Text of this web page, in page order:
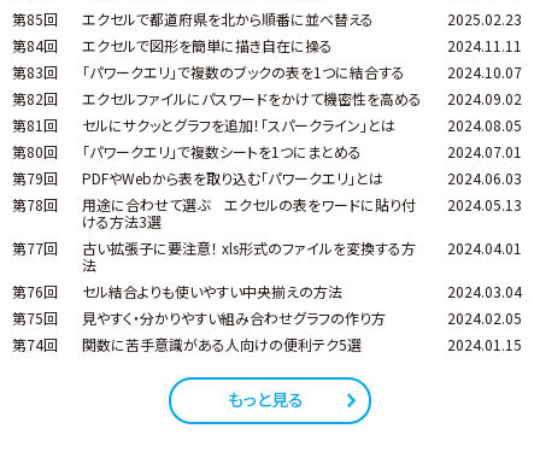
第85回
エクセルで都道府県を北から順番に並べ替える
2025.02.23
第84回
エクセルで図形を簡単に描き自在に操る
2024.11.11
第83回
「パワークエリ」で複数のブックの表を1つに結合する
2024.10.07
第82回
エクセルファイルにパスワードをかけて機密性を高める
2024.09.02
第81回
セルにサクッとグラフを追加！「スパークライン」とは
2024.08.05
第80回
「パワークエリ」で複数シートを1つにまとめる
2024.07.01
第79回
PDFやWebから表を取り込む「パワークエリ」とは
2024.06.03
第78回
用途に合わせて選ぶ エクセルの表をワードに貼り付
ける方法3選
2024.05.13
第77回
古い拡張子に要注意！ xls形式のファイルを変換する方
法
2024.04.01
第76回 セル結合よりも使いやすい中央揃えの方法
2024.03.04
第75回
見やすく・分かりやすい組み合わせグラフの作り方
2024.02.05
第74回
関数に苦手意識がある人向けの便利テク5選 2024.01.15
もっと見る